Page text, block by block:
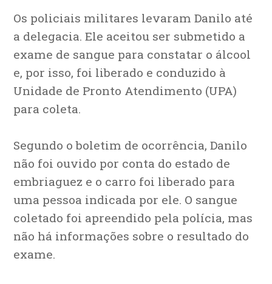
Os policiais militares levaram Danilo até
a delegacia. Ele aceitou ser submetido a
exame de sangue para constatar o álcool
e, por isso, foi liberado e conduzido à
Unidade de Pronto Atendimento (UPA)
para coleta.
Segundo o boletim de ocorrência, Danilo
não foi ouvido por conta do estado de
embriaguez e o carro foi liberado para
uma pessoa indicada por ele. O sangue
coletado foi apreendido pela polícia, mas
não há informações sobre o resultado do
exame.